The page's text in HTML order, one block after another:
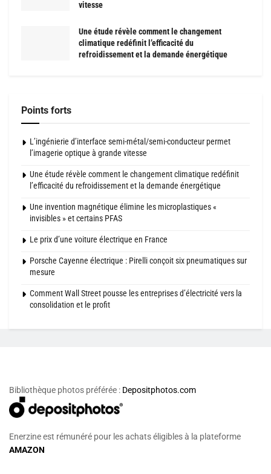
vitesse
Une étude révèle comment le changement
climatique redéfinit l’efficacité du
refroidissement et la demande énergétique
Points forts
L’ingénierie d’interface semi-métal/semi-conducteur permet
l’imagerie optique à grande vitesse
Une étude révèle comment le changement climatique redéfinit
l’efficacité du refroidissement et la demande énergétique
Une invention magnétique élimine les microplastiques «
invisibles » et certains PFAS
Le prix d’une voiture électrique en France
Porsche Cayenne électrique : Pirelli conçoit six pneumatiques sur
mesure
Comment Wall Street pousse les entreprises d’électricité vers la
consolidation et le profit
Bibliothèque photos préférée : Depositphotos.com
Enerzine est rémunéré pour les achats éligibles à la plateforme
AMAZON